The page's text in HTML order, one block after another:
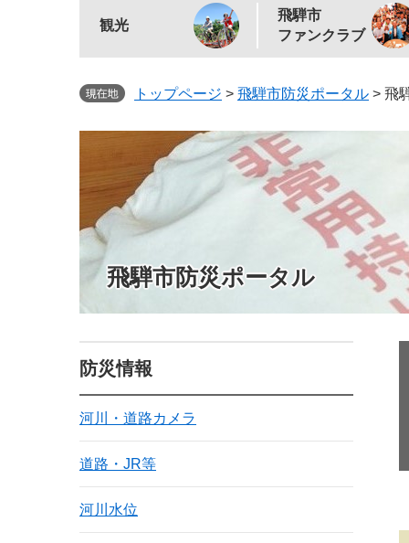
観光
飛騨市
ファンクラブ
トップページ > 飛騨市防災ポータル > 飛
飛騨市防災ポータル
防災情報
河川・道路カメラ
道路・JR等
河川水位